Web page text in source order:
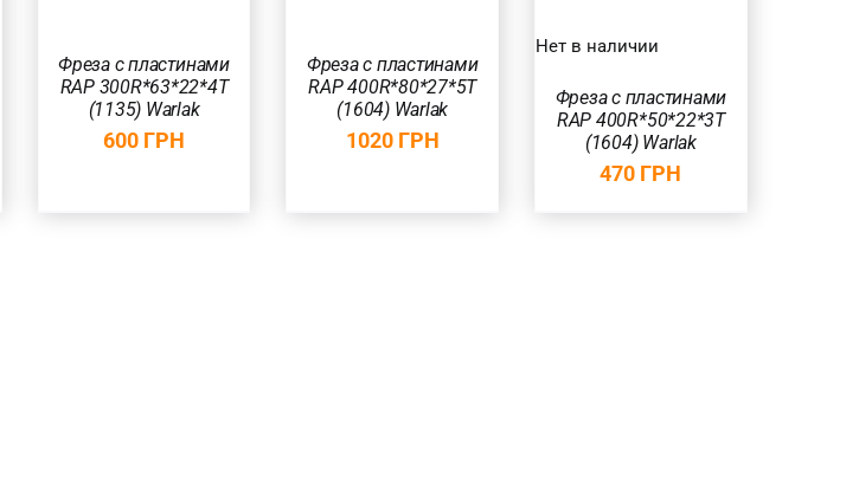
Фреза с пластинами
RAP 300R*63*22*4T
(1135) Warlak
600 ГРН
Фреза с пластинами
RAP 400R*80*27*5T
(1604) Warlak
1020 ГРН
Нет в наличии
Фреза с пластинами
RAP 400R*50*22*3T
(1604) Warlak
470 ГРН